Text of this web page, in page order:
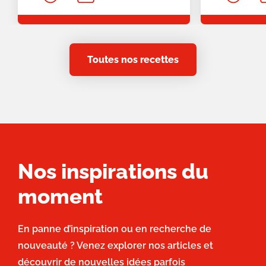
Toutes nos recettes
Nos inspirations du
moment
En panne d’inspiration ou en recherche de
nouveauté ? Venez explorer nos articles et
découvrir de nouvelles idées parfois